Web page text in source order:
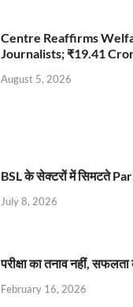
Centre Reaffirms
Journalists; ₹19.41
August 5, 2026
BSL के सेक्टरों में सिमटते
July 8, 2026
परीक्षा का तनाव नहीं,
February 16, 2026